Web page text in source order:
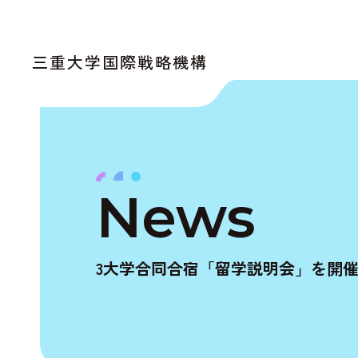
三重大学国際戦略機構
News
3大学合同合宿「留学説明会」を開